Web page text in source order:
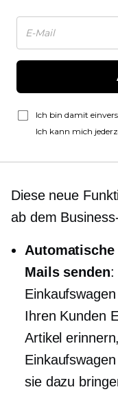
Ich bin damit
Ich kann mich
Diese neue
ab dem
Mails senden:
Ihren Kunden
Artikel
sie dazu